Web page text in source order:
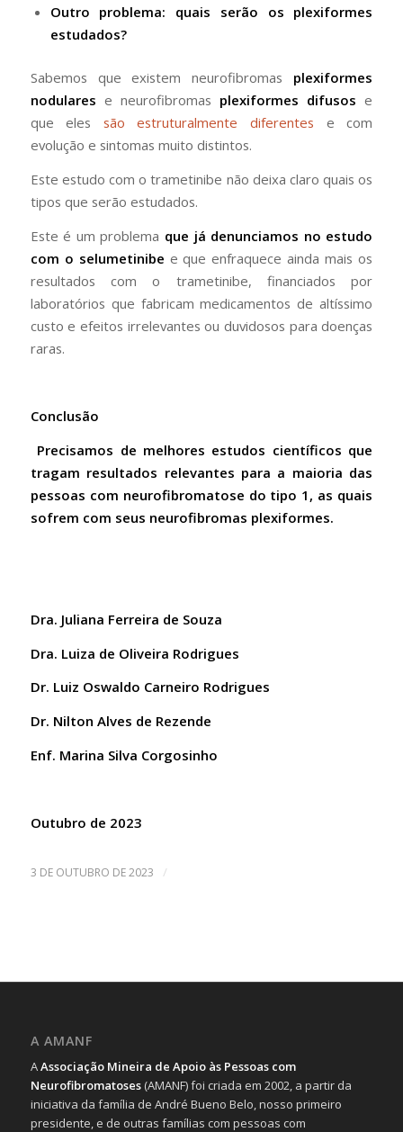
Outro problema: quais serão os plexiformes
estudados?
Sabemos que existem neurofibromas plexiformes
nodulares e neurofibromas plexiformes difusos e
que eles são estruturalmente diferentes e com
evolução e sintomas muito distintos.
Este estudo com o trametinibe não deixa claro quais os
tipos que serão estudados.
Este é um problema que já denunciamos no estudo
com o selumetinibe e que enfraquece ainda mais os
resultados com o trametinibe, financiados por
laboratórios que fabricam medicamentos de altíssimo
custo e efeitos irrelevantes ou duvidosos para doenças
raras.
Conclusão
Precisamos de melhores estudos científicos que
tragam resultados relevantes para a maioria das
pessoas com neurofibromatose do tipo 1, as quais
sofrem com seus neurofibromas plexiformes.
Dra. Juliana Ferreira de Souza
Dra. Luiza de Oliveira Rodrigues
Dr. Luiz Oswaldo Carneiro Rodrigues
Dr. Nilton Alves de Rezende
Enf. Marina Silva Corgosinho
Outubro de 2023
3 DE OUTUBRO DE 2023 /
A AMANF
AAssociação Mineira de Apoio às Pessoas com
Neurofibromatoses(AMANF) foi criada em 2002, a partir da
iniciativa da família de André Bueno Belo, nosso primeiro
presidente, e de outras famílias com pessoas com